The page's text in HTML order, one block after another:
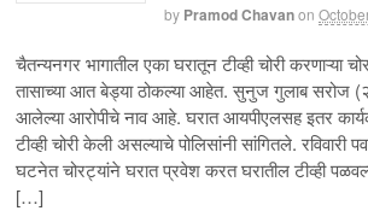
by Pramod Chavanon
चैतन्यनगर भागातील एका घरातून टीव्ही चोरी करणाऱ्या
तासाच्या आत बेड्या ठोकल्या आहेत. सुनुज गुलाब
आलेल्या आरोपीचे नाव आहे. घरात आयपीएलसह इतर
टीव्ही चोरी केली असल्याचे पोलिसांनी सांगितले. रविवारी
घटनेत चोरट्यांने घरात प्रवेश करत घरातील टीव्ही
[…]